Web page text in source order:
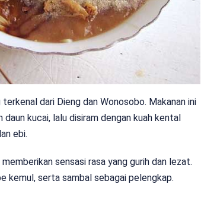
dari Dieng dan Wonosobo. Makanan ini
kucai, lalu disiram dengan kuah kental
ebi.
sensasi rasa yang gurih dan lezat.
kemul, serta sambal sebagai pelengkap.